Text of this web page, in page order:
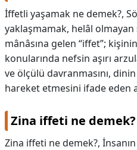
İffetli yaşamak ne demek?,
yaklaşmamak, helâl olmayan
mânâsına gelen “iffet”;
konularında nefsin aşırı
ve ölçülü davranmasını,
hareket etmesini ifade eden
Zina iffeti ne demek?
Zina iffeti ne demek?,